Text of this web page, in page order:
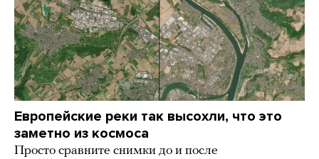
Европейские реки так высохли, что это
заметно из космоса
Просто сравните снимки до и после